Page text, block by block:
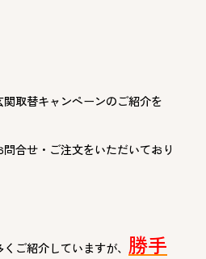
取替キャンペーンのご紹介を
合せ・ご注文をいただいており
ご紹介していますが、 勝手